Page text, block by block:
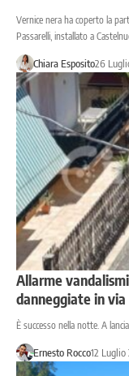
Vernice nera ha coperto la
Passarelli, installato a
Chiara Esposito26
Allarme
danneggiate in
È successo nella notte. A
Ernesto Rocco12 Luglio